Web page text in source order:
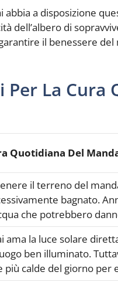
a disposizione
dell’albero di
il benessere
Per La Cura
Quotidiana Del
il terreno del
bagnato.
che potrebbero
ama la luce solare
ben illuminato.
più calde del giorno per